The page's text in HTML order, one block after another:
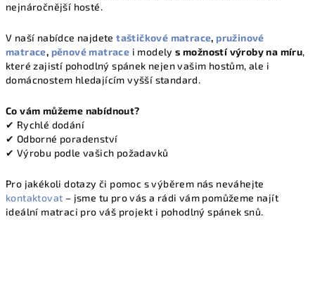
nejnáročnější hosté.
V naší nabídce najdetetaštičkové matrace,pružinové
matrace, pěnové matrace i modelys možností výroby na míru,
které zajistí pohodlný spánek nejen vašim hostům, ale i
domácnostem hledajícím vyšší standard.
Co vám můžeme nabídnout?
✔ Rychlé dodání
✔ Odborné poradenství
✔ Výrobu podle vašich požadavků
Pro jakékoli dotazy či pomoc s výběrem nás neváhejte
kontaktovat – jsme tu pro vás a rádi vám pomůžeme najít
ideální matraci pro váš projekt i pohodlný spánek snů.